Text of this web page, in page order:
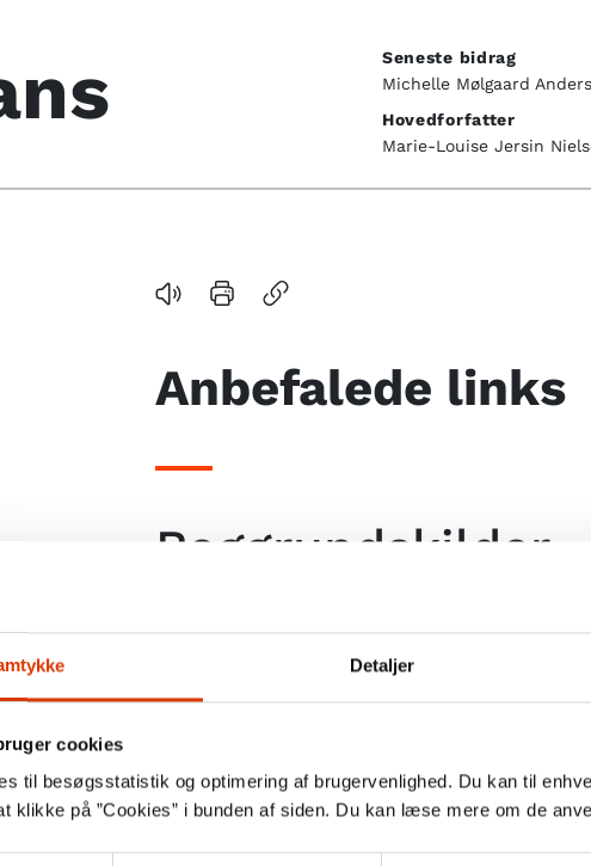
Detaljer
cookies
til besøgsstatistik og optimering af brugervenlighed. Du kan til
klikke på ”Cookies” i bunden af siden. Du kan læse mere om de
Seneste bidrag
Michelle Mølgaard
Hovedforfatter
Marie-Louise Jersin
Anbefalede links
Baggrundskilder
Bøger
Dem der ikke hopper
Ekstra Bladet, 2004